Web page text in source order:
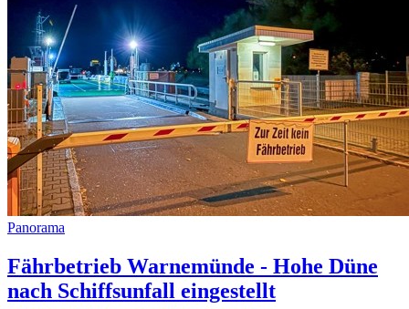
Panorama
Fährbetrieb Warnemünde - Hohe Düne
nach Schiffsunfall eingestellt